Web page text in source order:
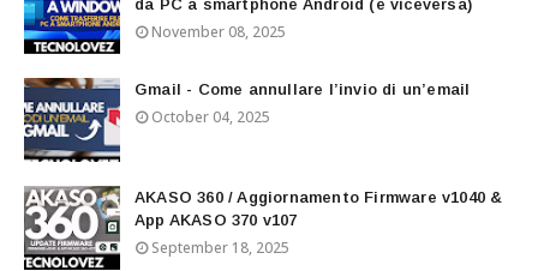
da PC a smartphone Android (e viceversa)
November 08, 2025
Gmail - Come annullare l’invio di un’email
October 04, 2025
AKASO 360 / Aggiornamento Firmware v1040 &
App AKASO 370 v107
September 18, 2025